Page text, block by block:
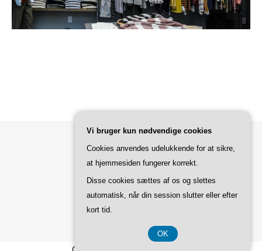
Bard Tema afWP Royal .
TILBAGE TIL TOPPEN
CVR-Nummer DK37 40 77 39
Vi bruger kun nødvendige cookies
Cookies anvendes udelukkende for at sikre,
at hjemmesiden fungerer korrekt.
Disse cookies sættes af os og slettes
automatisk, når din session slutter eller efter
kort tid.
OK